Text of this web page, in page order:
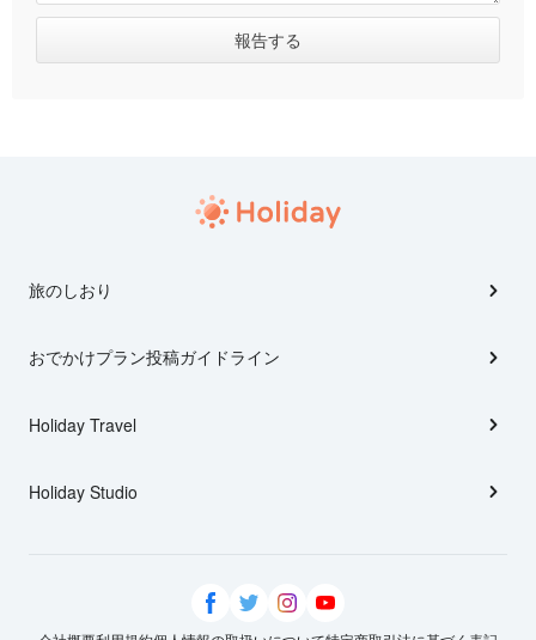
旅のしおり
おでかけプラン投稿ガイドライン
Holiday Travel
Holiday Studio